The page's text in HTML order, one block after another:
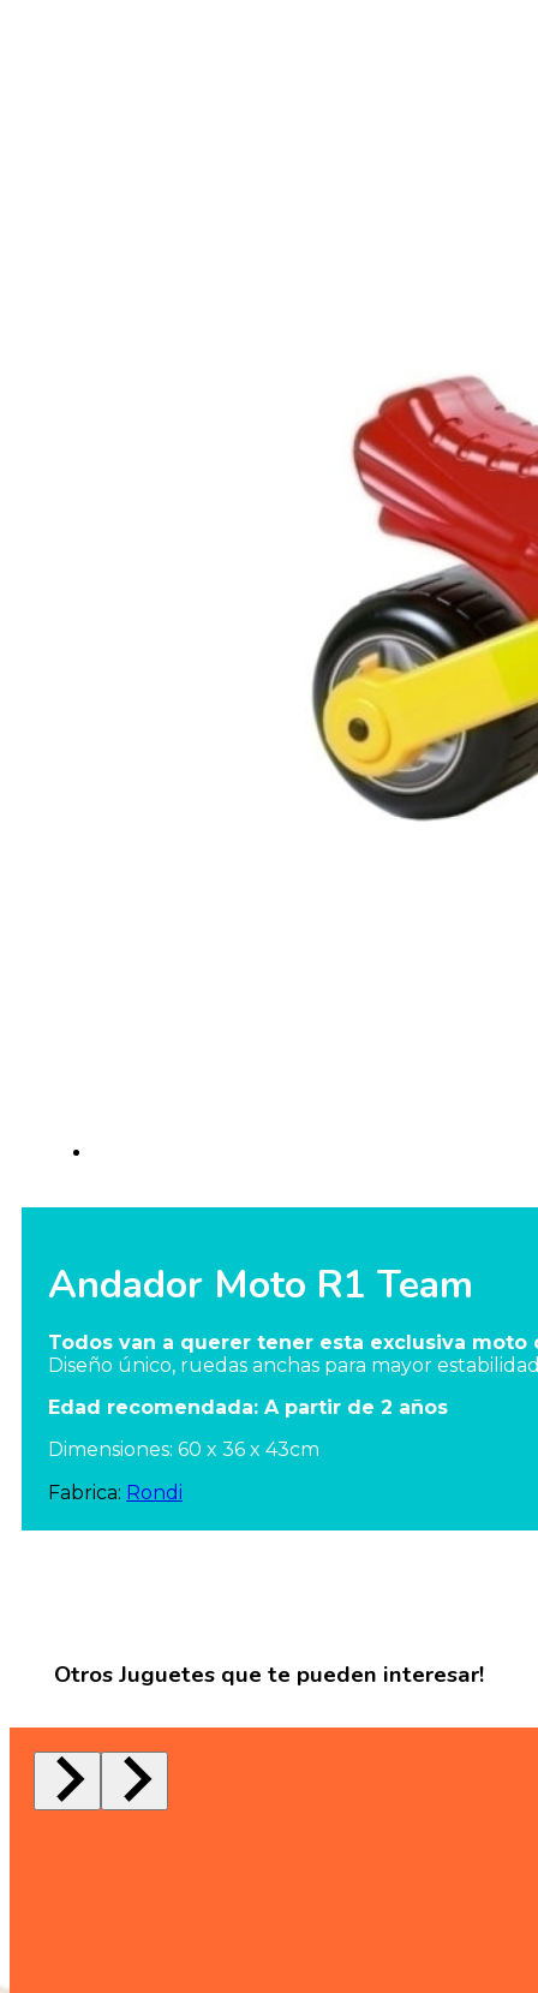
Andador Moto R1 Team
Todos van a querer tener esta exclusiva moto
Diseño único, ruedas anchas para mayor
Edad recomendada: A partir de 2 años
Dimensiones: 60 x 36 x 43cm
Fabrica: Rondi
Otros Juguetes que te pueden interesar!